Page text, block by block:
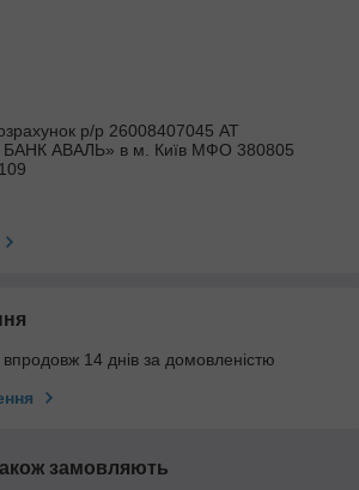
р/р 26008407045 АТ
АВАЛЬ» в м. Київ МФО 380805
14 днів за домовленістю
замовляють